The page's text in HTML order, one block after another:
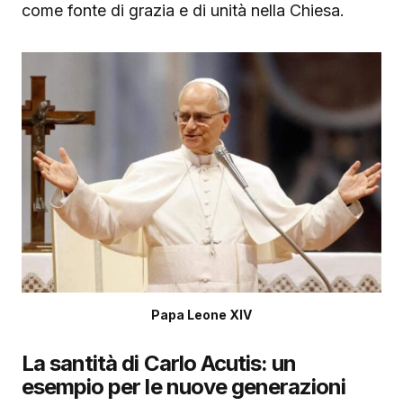
come fonte di grazia e di unità nella Chiesa.
Papa Leone XIV
La santità di Carlo Acutis: un
esempio per le nuove generazioni